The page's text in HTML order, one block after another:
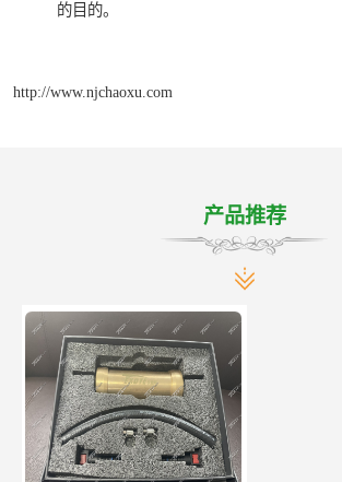
的目的。
http://www.njchaoxu.com
产品推荐